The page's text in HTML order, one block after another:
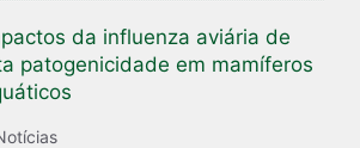
da influenza aviária de
patogenicidade em mamíferos